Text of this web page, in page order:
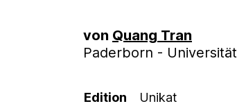
von Quang Tran
Paderborn - Universität
Edition
Unikat